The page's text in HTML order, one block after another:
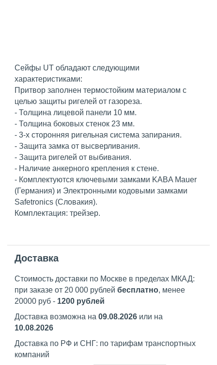
Сейфы UT обладают следующими
характеристиками:
Притвор заполнен термостойким материалом с
целью защиты ригелей от газореза.
- Толщина лицевой панели 10 мм.
- Толщина боковых стенок 23 мм.
- 3-х сторонняя ригельная система запирания.
- Защита замка от высверливания.
- Защита ригелей от выбивания.
- Наличие анкерного крепления к стене.
- Комплектуются ключевыми замками KABA Mauer
(Германия) и Электронными кодовыми замками
Safetronics (Словакия).
Комплектация: трейзер.
Доставка
Стоимость доставки по Москве в пределах МКАД:
при заказе от 20 000 рублей бесплатно, менее
20000 руб - 1200 рублей
Доставка возможна на 09.08.2026 или на
10.08.2026
Доставка по РФ и СНГ: по тарифам транспортных
компаний